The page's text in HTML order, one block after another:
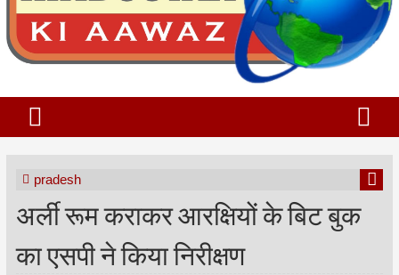
pradesh
अर्ली रूम कराकर आरक्षियों के बिट बुक
का एसपी ने किया निरीक्षण